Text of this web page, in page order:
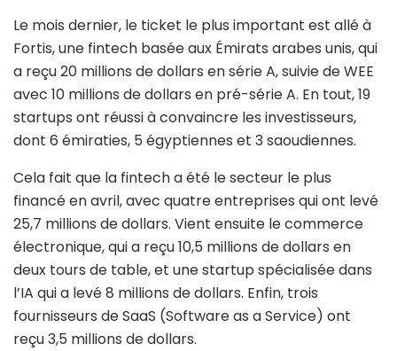
Le mois dernier, le ticket le plus important est allé à
Fortis, une fintech basée aux Émirats arabes unis, qui
a reçu 20 millions de dollars en série A, suivie de WEE
avec 10 millions de dollars en pré-série A. En tout, 19
startups ont réussi à convaincre les investisseurs,
dont 6 émiraties, 5 égyptiennes et 3 saoudiennes.
Cela fait que la fintech a été le secteur le plus
financé en avril, avec quatre entreprises qui ont levé
25,7 millions de dollars. Vient ensuite le commerce
électronique, qui a reçu 10,5 millions de dollars en
deux tours de table, et une startup spécialisée dans
l’IA qui a levé 8 millions de dollars. Enfin, trois
fournisseurs de SaaS (Software as a Service) ont
reçu 3,5 millions de dollars.